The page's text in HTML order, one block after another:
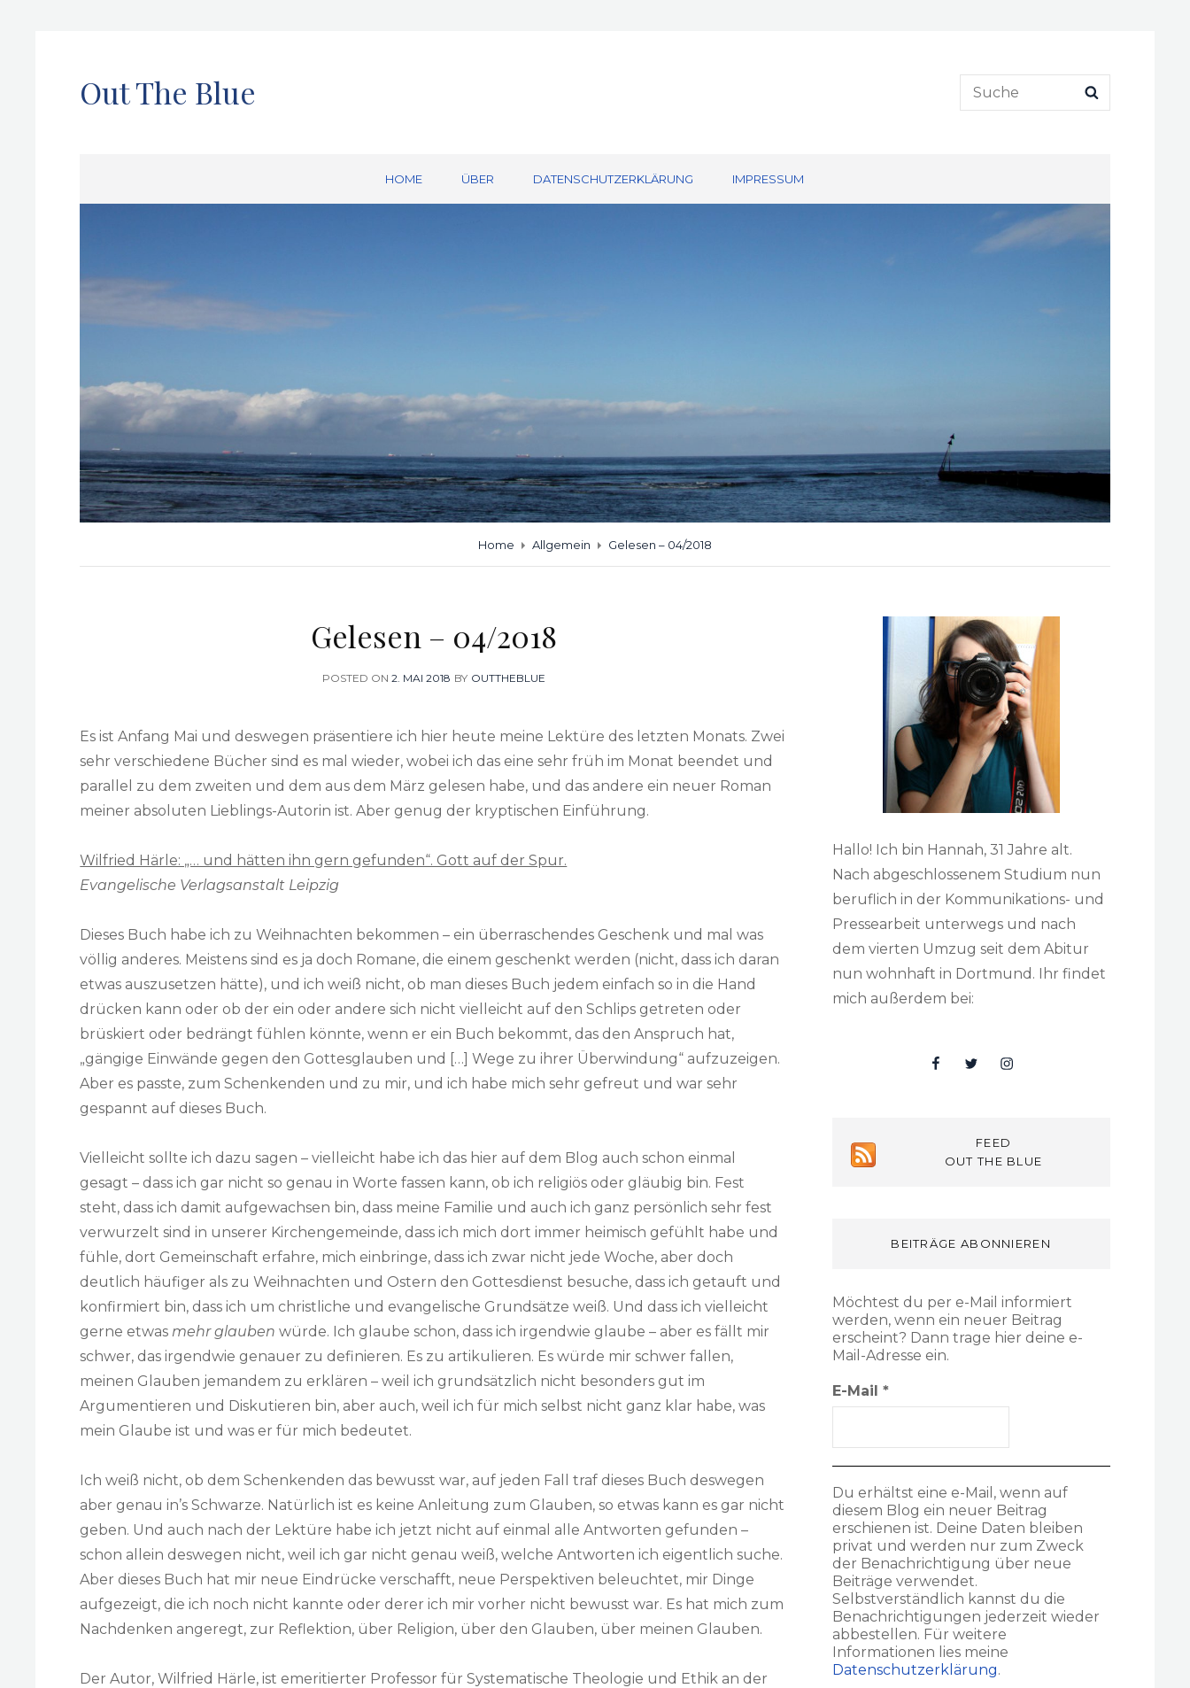
Out The Blue
Search
for:
HOME ÜBER DATENSCHUTZERKLÄRUNG IMPRESSUM
Home Allgemein Gelesen – 04/2018
Gelesen – 04/2018
POSTED ON POSTED
2. MAI 2018 BY OUTTHEBLUE
Es ist Anfang Mai und deswegen präsentiere ich hier heute meine Lektüre des letzten Monats. Zwei
sehr verschiedene Bücher sind es mal wieder, wobei ich das eine sehr früh im Monat beendet und
parallel zu dem zweiten und dem aus dem März gelesen habe, und das andere ein neuer Roman
meiner absoluten Lieblings-Autorin ist. Aber genug der kryptischen Einführung.
Wilfried Härle: „… und hätten ihn gern gefunden“. Gott auf der Spur.
Evangelische Verlagsanstalt Leipzig
Dieses Buch habe ich zu Weihnachten bekommen – ein überraschendes Geschenk und mal was
völlig anderes. Meistens sind es ja doch Romane, die einem geschenkt werden (nicht, dass ich daran
etwas auszusetzen hätte), und ich weiß nicht, ob man dieses Buch jedem einfach so in die Hand
drücken kann oder ob der ein oder andere sich nicht vielleicht auf den Schlips getreten oder
brüskiert oder bedrängt fühlen könnte, wenn er ein Buch bekommt, das den Anspruch hat,
„gängige Einwände gegen den Gottesglauben und […] Wege zu ihrer Überwindung“ aufzuzeigen.
Aber es passte, zum Schenkenden und zu mir, und ich habe mich sehr gefreut und war sehr
gespannt auf dieses Buch.
Vielleicht sollte ich dazu sagen – vielleicht habe ich das hier auf dem Blog auch schon einmal
gesagt – dass ich gar nicht so genau in Worte fassen kann, ob ich religiös oder gläubig bin. Fest
steht, dass ich damit aufgewachsen bin, dass meine Familie und auch ich ganz persönlich sehr fest
verwurzelt sind in unserer Kirchengemeinde, dass ich mich dort immer heimisch gefühlt habe und
fühle, dort Gemeinschaft erfahre, mich einbringe, dass ich zwar nicht jede Woche, aber doch
deutlich häufiger als zu Weihnachten und Ostern den Gottesdienst besuche, dass ich getauft und
konfirmiert bin, dass ich um christliche und evangelische Grundsätze weiß. Und dass ich vielleicht
gerne etwasmehr glauben würde. Ich glaube schon, dass ich irgendwie glaube – aber es fällt mir
schwer, das irgendwie genauer zu definieren. Es zu artikulieren. Es würde mir schwer fallen,
meinen Glauben jemandem zu erklären – weil ich grundsätzlich nicht besonders gut im
Argumentieren und Diskutieren bin, aber auch, weil ich für mich selbst nicht ganz klar habe, was
mein Glaube ist und was er für mich bedeutet.
Ich weiß nicht, ob dem Schenkenden das bewusst war, auf jeden Fall traf dieses Buch deswegen
aber genau in’s Schwarze. Natürlich ist es keine Anleitung zum Glauben, so etwas kann es gar nicht
geben. Und auch nach der Lektüre habe ich jetzt nicht auf einmal alle Antworten gefunden –
schon allein deswegen nicht, weil ich gar nicht genau weiß, welche Antworten ich eigentlich suche.
Aber dieses Buch hat mir neue Eindrücke verschafft, neue Perspektiven beleuchtet, mir Dinge
aufgezeigt, die ich noch nicht kannte oder derer ich mir vorher nicht bewusst war. Es hat mich zum
Nachdenken angeregt, zur Reflektion, über Religion, über den Glauben, über meinen Glauben.
Der Autor, Wilfried Härle, ist emeritierter Professor für Systematische Theologie und Ethik an der
Hallo! Ich bin Hannah, 31 Jahre alt.
Nach abgeschlossenem Studium nun
beruflich in der Kommunikations- und
Pressearbeit unterwegs und nach
dem vierten Umzug seit dem Abitur
nun wohnhaft in Dortmund. Ihr findet
mich außerdem bei:
FacebookTwitterInsta
FEED
OUT THE BLUE
BEITRÄGE ABONNIEREN
Möchtest du per e-Mail informiert
werden, wenn ein neuer Beitrag
erscheint? Dann trage hier deine e-
Mail-Adresse ein.
E-Mail *
Du erhältst eine e-Mail, wenn auf
diesem Blog ein neuer Beitrag
erschienen ist. Deine Daten bleiben
privat und werden nur zum Zweck
der Benachrichtigung über neue
Beiträge verwendet.
Selbstverständlich kannst du die
Benachrichtigungen jederzeit wieder
abbestellen. Für weitere
Informationen lies meine
Datenschutzerklärung.